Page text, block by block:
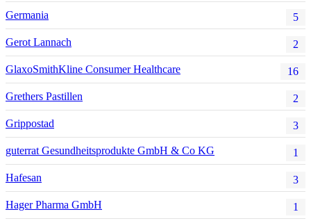
Germania 5
Gerot Lannach 2
GlaxoSmithKline Consumer Healthcare 16
Grethers Pastillen 2
Grippostad 3
guterrat Gesundheitsprodukte GmbH & Co KG 1
Hafesan 3
Hager Pharma GmbH 1